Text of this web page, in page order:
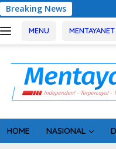
Breaking News
MENU MENTAYANET
HOME NASIONAL